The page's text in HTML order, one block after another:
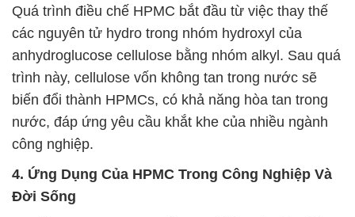
Quá trình điều chế HPMC bắt đầu từ việc thay thế
các nguyên tử hydro trong nhóm hydroxyl của
anhydroglucose cellulose bằng nhóm alkyl. Sau quá
trình này, cellulose vốn không tan trong nước sẽ
biến đổi thành HPMCs, có khả năng hòa tan trong
nước, đáp ứng yêu cầu khắt khe của nhiều ngành
công nghiệp.
4. Ứng Dụng Của HPMC Trong Công Nghiệp Và
Đời Sống